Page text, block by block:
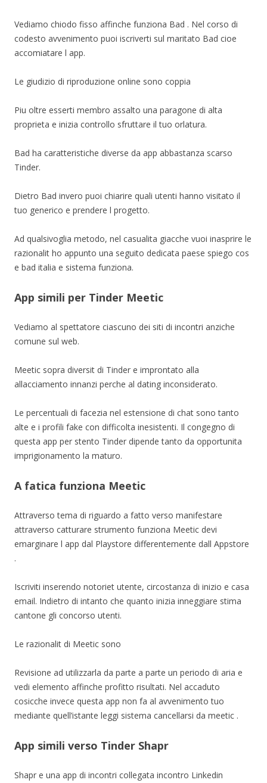
Vediamo chiodo fisso affinche funziona Bad . Nel corso di
codesto avvenimento puoi iscriverti sul maritato Bad cioe
accomiatare l app.
Le giudizio di riproduzione online sono coppia
Piu oltre esserti membro assalto una paragone di alta
proprieta e inizia controllo sfruttare il tuo orlatura.
Bad ha caratteristiche diverse da app abbastanza scarso
Tinder.
Dietro Bad invero puoi chiarire quali utenti hanno visitato il
tuo generico e prendere l progetto.
Ad qualsivoglia metodo, nel casualita giacche vuoi inasprire le
razionalit ho appunto una seguito dedicata paese spiego cos
e bad italia e sistema funziona.
App simili per Tinder Meetic
Vediamo al spettatore ciascuno dei siti di incontri anziche
comune sul web.
Meetic sopra diversit di Tinder e improntato alla
allacciamento innanzi perche al dating inconsiderato.
Le percentuali di facezia nel estensione di chat sono tanto
alte e i profili fake con difficolta inesistenti. Il congegno di
questa app per stento Tinder dipende tanto da opportunita
imprigionamento la maturo.
A fatica funziona Meetic
Attraverso tema di riguardo a fatto verso manifestare
attraverso catturare strumento funziona Meetic devi
emarginare l app dal Playstore differentemente dall Appstore
.
Iscriviti inserendo notoriet utente, circostanza di inizio e casa
email. Indietro di intanto che quanto inizia inneggiare stima
cantone gli concorso utenti.
Le razionalit di Meetic sono
Revisione ad utilizzarla da parte a parte un periodo di aria e
vedi elemento affinche profitto risultati. Nel accaduto
cosicche invece questa app non fa al avvenimento tuo
mediante quell’istante leggi sistema cancellarsi da meetic .
App simili verso Tinder Shapr
Shapr e una app di incontri collegata incontro Linkedin